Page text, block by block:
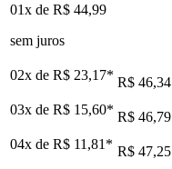
01x de R$ 44,99
sem juros
02x de R$ 23,17* R$ 46,34
03x de R$ 15,60* R$ 46,79
04x de R$ 11,81 * R$ 47,25